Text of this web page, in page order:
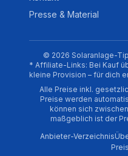
Presse & Material
© 2026 Solaranlage-
* Affiliate-Links: Bei Kauf
kleine Provision – für dich
Alle Preise inkl.
Preise werden
können sich
maßgeblich ist der
Anbieter-Verzeichnis